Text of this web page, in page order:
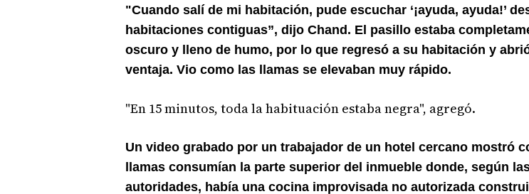
"Cuando salí de mi habitación, pude escuchar ‘¡ayuda, ayuda!’
habitaciones contiguas”, dijo Chand. El pasillo estaba
oscuro y lleno de humo, por lo que regresó a su habitación y
ventaja. Vio como las llamas se elevaban muy rápido.
"En 15 minutos, toda la habituación estaba negra", agregó.
Un video grabado por un trabajador de un hotel cercano mostró
llamas consumían la parte superior del inmueble donde, según
autoridades, había una cocina improvisada no autorizada